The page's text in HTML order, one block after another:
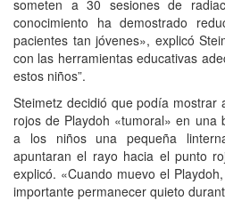
someten a 30 sesiones de
conocimiento ha demostrado
pacientes tan jóvenes», explicó
con las herramientas educativas
estos niños”.
Steimetz decidió que podía mostrar
rojos de Playdoh «tumoral» en una
a los niños una pequeña
apuntaran el rayo hacia el punto
explicó. «Cuando muevo el
importante permanecer quieto